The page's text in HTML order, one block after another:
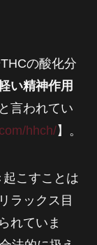
の酸化分
い精神作用
言われてい
hhch/】。
起こすことは
ラックス目
れていま